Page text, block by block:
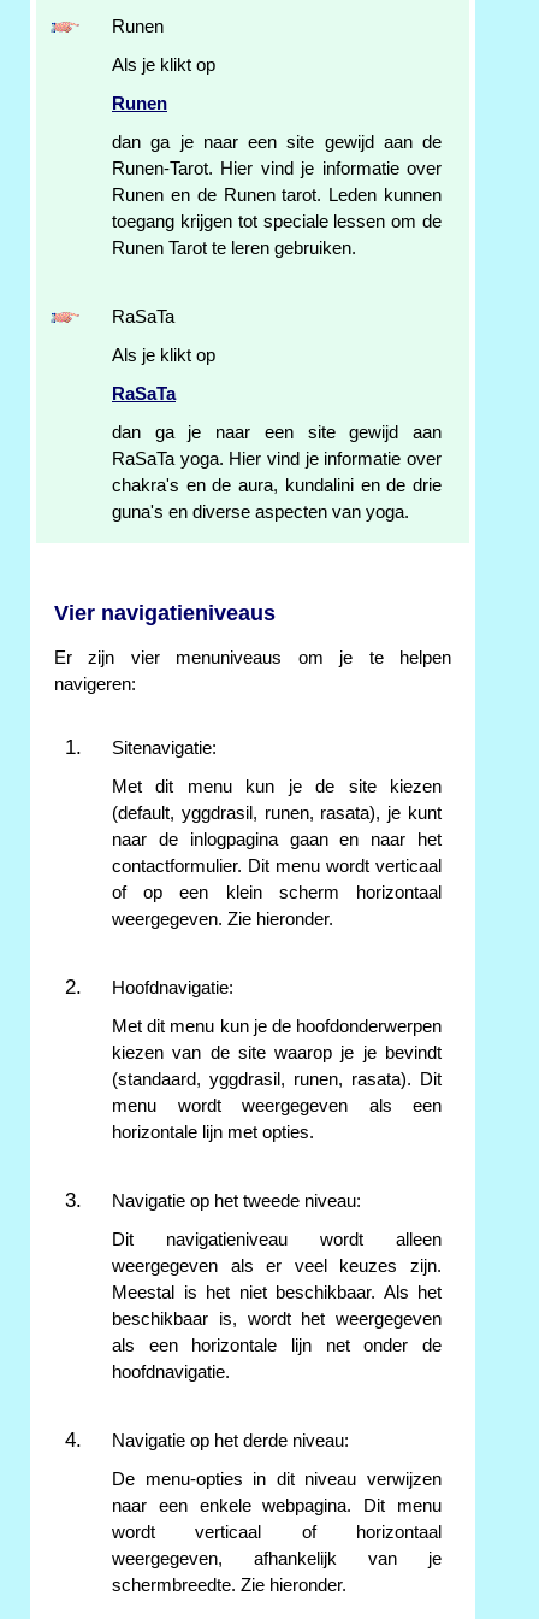
Runen
Als je klikt op
Runen
dan ga je naar een site gewijd aan de
Runen-Tarot. Hier vind je informatie over
Runen en de Runen tarot. Leden kunnen
toegang krijgen tot speciale lessen om de
Runen Tarot te leren gebruiken.
RaSaTa
Als je klikt op
RaSaTa
dan ga je naar een site gewijd aan
RaSaTa yoga. Hier vind je informatie over
chakra's en de aura, kundalini en de drie
guna's en diverse aspecten van yoga.
Vier navigatieniveaus
Er zijn vier menuniveaus om je te helpen
navigeren:
Sitenavigatie:
Met dit menu kun je de site kiezen
(default, yggdrasil, runen, rasata), je kunt
naar de inlogpagina gaan en naar het
contactformulier. Dit menu wordt verticaal
of op een klein scherm horizontaal
weergegeven. Zie hieronder.
Hoofdnavigatie:
Met dit menu kun je de hoofdonderwerpen
kiezen van de site waarop je je bevindt
(standaard, yggdrasil, runen, rasata). Dit
menu wordt weergegeven als een
horizontale lijn met opties.
Navigatie op het tweede niveau:
Dit navigatieniveau wordt alleen
weergegeven als er veel keuzes zijn.
Meestal is het niet beschikbaar. Als het
beschikbaar is, wordt het weergegeven
als een horizontale lijn net onder de
hoofdnavigatie.
Navigatie op het derde niveau:
De menu-opties in dit niveau verwijzen
naar een enkele webpagina. Dit menu
wordt verticaal of horizontaal
weergegeven, afhankelijk van je
schermbreedte. Zie hieronder.